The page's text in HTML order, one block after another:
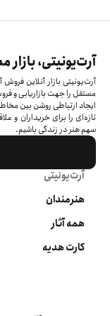
آرت‌یونیتی،
مستقل را جهت بازاریابی و
ایجاد ارتباطی روشن بین
تازه‌ای را برای خریداران و
سهم هنر در زندگی باشیم.
آرت‌یونیتی
هنرمندان
همه آثار
کارت هدیه